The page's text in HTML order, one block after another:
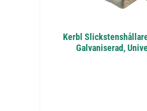
Kerbl
Galvaniserad,